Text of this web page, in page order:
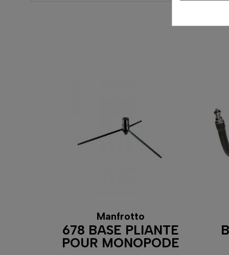
Manfrotto
678 BASE PLIANTE
POUR MONOPODE